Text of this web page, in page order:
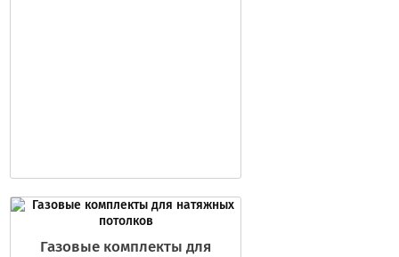
Газовые комплекты для